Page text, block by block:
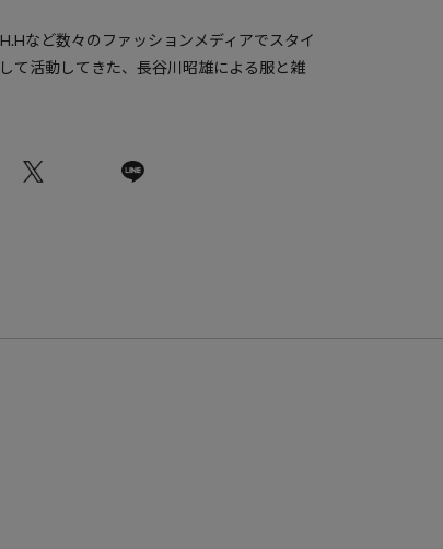
など数々のファッションメディアでスタイ
て活動してきた、長谷川昭雄による服と雑